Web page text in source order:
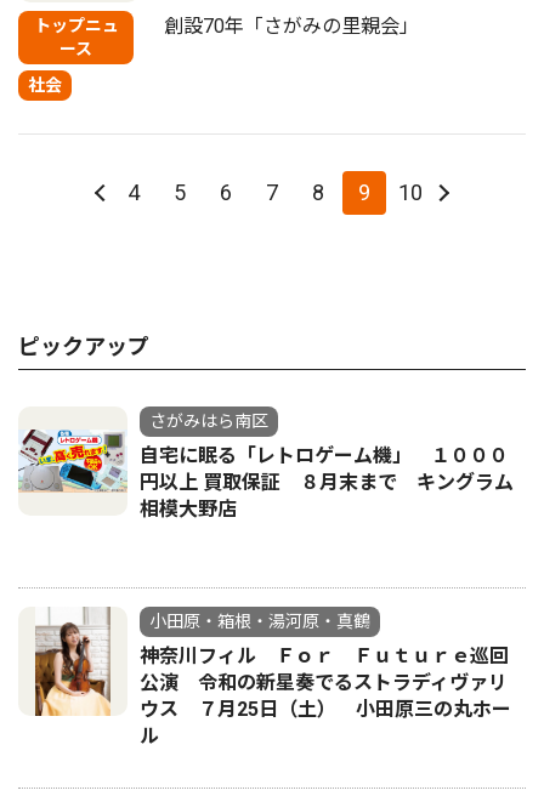
トップニュ
ース
社会
創設70年「さがみの里親会」
4 5 6 7 8 9 10
ピックアップ
さがみはら南区
自宅に眠る「レトロゲーム機」 １０００
円以上 買取保証 ８月末まで キングラム
相模大野店
小田原・箱根・湯河原・真鶴
神奈川フィル Ｆｏｒ Ｆｕｔｕｒｅ巡回
公演 令和の新星奏でるストラディヴァリ
ウス ７月25日（土） 小田原三の丸ホー
ル